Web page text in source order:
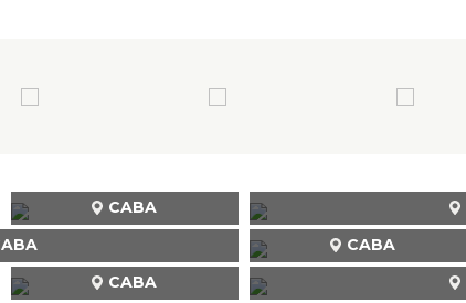
CABA
CABA
CABA